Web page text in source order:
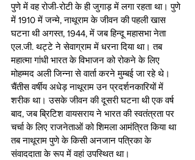
पुणे में वह रोजी-रोटी के ही जुगाड़ में लगा रहता था। पुणे
में 1910 में जन्मे, नाथूराम के जीवन की पहली खास
घटना थी अगस्त, 1944, में जब हिन्दू महासभा नेता
एल.जी. थट्टे ने सेवाग्राम में धरना दिया था। तब
महात्मा गांधी भारत के विभाजन को रोकने के लिए
मोहम्मद अली जिन्ना से वार्ता करने मुम्बई जा रहे थे।
चैंतीस वर्षीय अधेड़ नाथूराम उन प्रदर्शनकारियों में
शरीक था। उसके जीवन की दूसरी घटना थी एक वर्ष
बाद, जब ब्रिटिश वायसराय ने भारत की स्वतंत्रता पर
चर्चा के लिए राजनेताओं को शिमला आमंत्रित किया था
तब नाथूराम पुणे के किसी अनजान पत्रिका के
संवाददाता के रूप में वहां उपस्थित था।